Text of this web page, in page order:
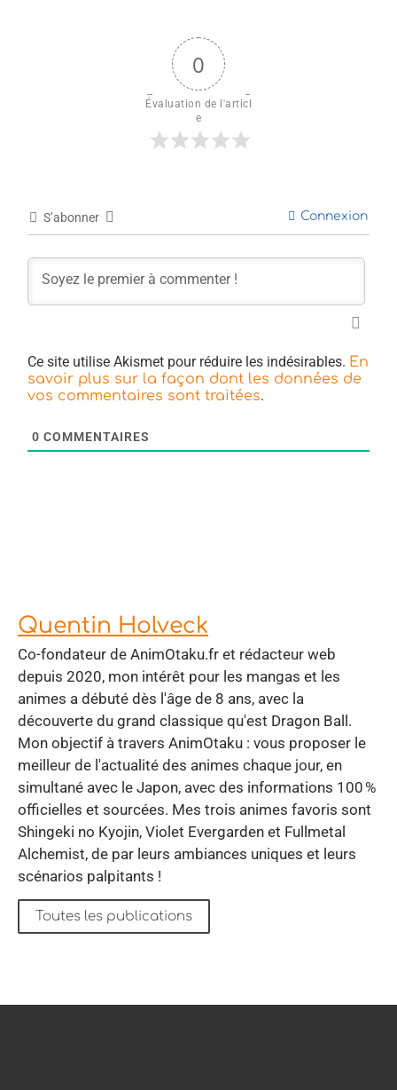
0
Évaluation de l'articl
e
S’abonner Connexion
Ce site utilise Akismet pour réduire les indésirables. En
savoir plus sur la façon dont les données de
vos commentaires sont traitées.
0 COMMENTAIRES
Quentin Holveck
Co-fondateur de AnimOtaku.fr et rédacteur web
depuis 2020, mon intérêt pour les mangas et les
animes a débuté dès l'âge de 8 ans, avec la
découverte du grand classique qu'est Dragon Ball.
Mon objectif à travers AnimOtaku : vous proposer le
meilleur de l'actualité des animes chaque jour, en
simultané avec le Japon, avec des informations 100 %
officielles et sourcées. Mes trois animes favoris sont
Shingeki no Kyojin, Violet Evergarden et Fullmetal
Alchemist, de par leurs ambiances uniques et leurs
scénarios palpitants !
Toutes les publications